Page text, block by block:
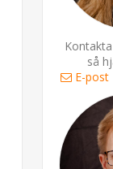
så
E-post